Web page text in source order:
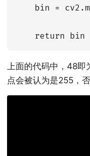
bin =
上面的代码中，48
点会被认为是255，